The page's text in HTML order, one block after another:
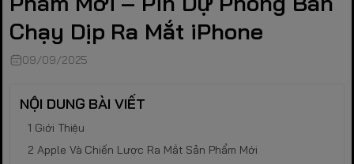
Chạy Dịp Ra Mắt iPhone
09/09/2025
NỘI DUNG BÀI VIẾT
Giới Thiệu
Apple Và Chiến Lược Ra Mắt Sản Phẩm Mới